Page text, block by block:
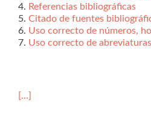
4. Referencias bibliográficas
5. Citado de fuentes
6. Uso correcto de números,
7. Uso correcto de
[…]